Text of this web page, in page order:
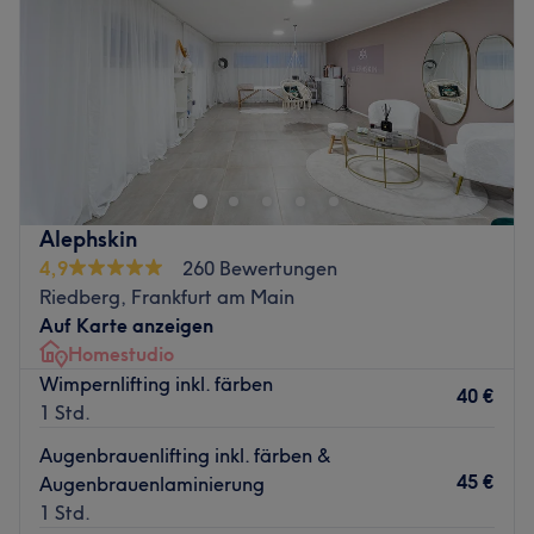
Geschlossen
Geschlossen
MG Aesthetics by Massud Ghiasi ist eine ästhetische
Medizin-Praxis im Herzen von Frankfurt-Riedberg, die
minimalinvasive Behandlungen auf höchstem Niveau
anbietet. Die Praxis kombiniert medizinische
Fachkompetenz mit einer persönlichen und einladenden
Atmosphäre, um Kund:innen ein strahlendes, natürliches
Ergebnis zu schenken. Das Leistungsspektrum reicht von
Botox und Hyaluron über Fettwegspritzen und
Laserbehandlungen bis zu regenerativen Anwendungen –
stets mit Fokus auf Sicherheit, Präzision und individueller
Beratung.
Die Bushaltestellen Frankfurt (Main) Hans-Poelzig-Straße
und Frankfurt (Main) Lucy-Hillebrand-Straße erreichst du
Alephskin
4,9
260 Bewertungen
Riedberg, Frankfurt am Main
Auf Karte anzeigen
Homestudio
Wimpernlifting inkl. färben
1 Std.
40 €
Augenbrauenlifting inkl. färben &
Augenbrauenlaminierung
1 Std.
45 €